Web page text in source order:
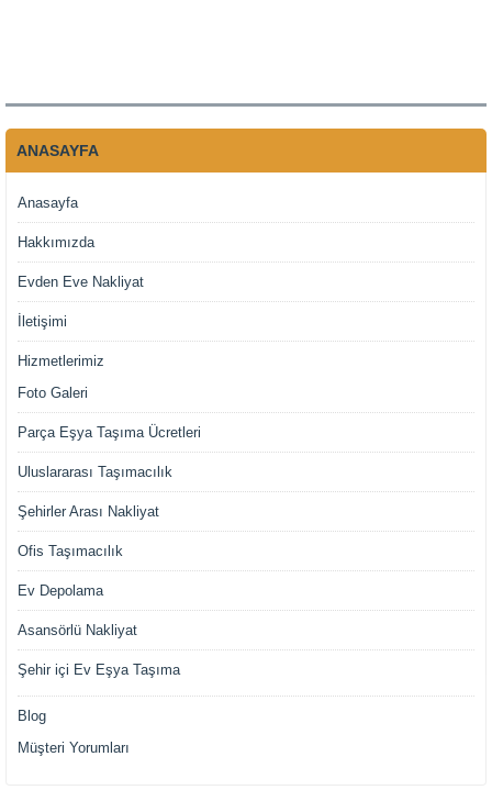
ANASAYFA
Anasayfa
Hakkımızda
Evden Eve Nakliyat
İletişimi
Hizmetlerimiz
Foto Galeri
Parça Eşya Taşıma Ücretleri
Uluslararası Taşımacılık
Şehirler Arası Nakliyat
Ofis Taşımacılık
Ev Depolama
Asansörlü Nakliyat
Şehir içi Ev Eşya Taşıma
Blog
Müşteri Yorumları